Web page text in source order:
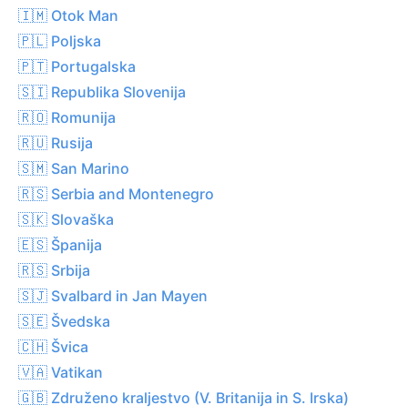
🇮🇲 Otok Man
🇵🇱 Poljska
🇵🇹 Portugalska
🇸🇮 Republika Slovenija
🇷🇴 Romunija
🇷🇺 Rusija
🇸🇲 San Marino
🇷🇸 Serbia and Montenegro
🇸🇰 Slovaška
🇪🇸 Španija
🇷🇸 Srbija
🇸🇯 Svalbard in Jan Mayen
🇸🇪 Švedska
🇨🇭 Švica
🇻🇦 Vatikan
🇬🇧 Združeno kraljestvo (V. Britanija in S. Irska)